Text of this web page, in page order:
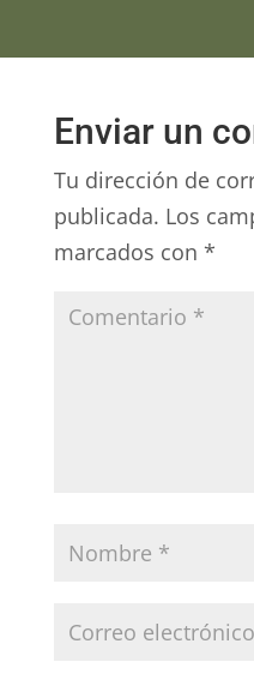
Enviar un
Tu dirección de
publicada. Los
marcados con *